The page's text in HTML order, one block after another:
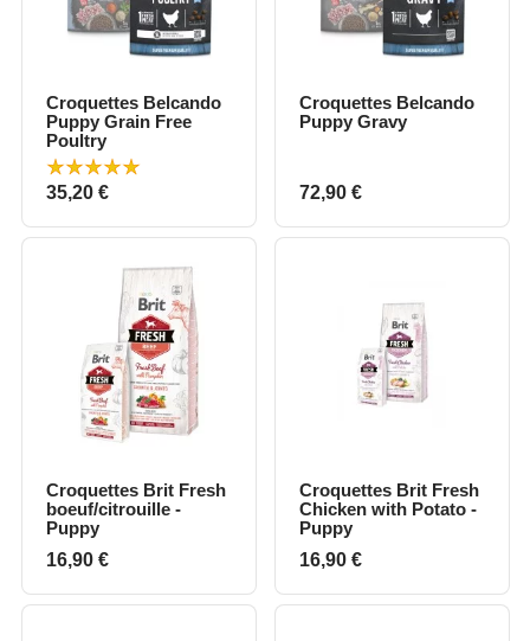
Croquettes Belcando
Puppy Grain Free
Poultry
Prix
35,20 €
Croquettes Belcando
Puppy Gravy
Prix
72,90 €
Croquettes Brit Fresh
boeuf/citrouille -
Puppy
Prix
16,90 €
Croquettes Brit Fresh
Chicken with Potato -
Puppy
Prix
16,90 €